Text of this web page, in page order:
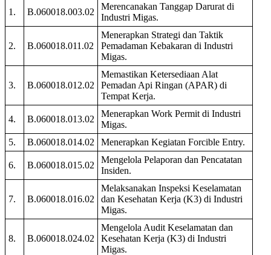
1. B.060018.003.02
Merencanakan Tanggap Darurat di
Industri Migas.
2. B.060018.011.02
Menerapkan Strategi dan Taktik
Pemadaman Kebakaran di Industri
Migas.
3. B.060018.012.02
Memastikan Ketersediaan Alat
Pemadan Api Ringan (APAR) di
Tempat Kerja.
4. B.060018.013.02
Menerapkan Work Permit di Industri
Migas.
5.
B.060018.014.02 Menerapkan Kegiatan Forcible Entry.
6. B.060018.015.02
Mengelola Pelaporan dan Pencatatan
Insiden.
7. B.060018.016.02
Melaksanakan Inspeksi Keselamatan
dan Kesehatan Kerja (K3) di Industri
Migas.
8. B.060018.024.02
Mengelola Audit Keselamatan dan
Kesehatan Kerja (K3) di Industri
Migas.